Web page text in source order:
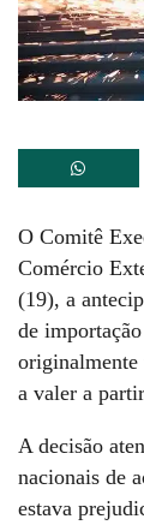
O Comitê
Comércio
(19), a
de
originalmente
a valer a
A decisão
nacionais de
estava